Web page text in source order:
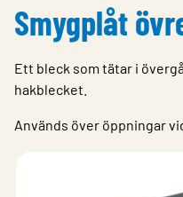
Hållbarhet
Om Lindab
Kontakt
Logga in
Smygplåt
Ett bleck som tätar i
hakblecket.
Används över öppningar